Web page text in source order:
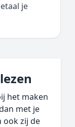
je
het maken
met je
ook zij de